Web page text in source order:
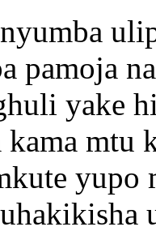
pamoja
yake
kama
yupo